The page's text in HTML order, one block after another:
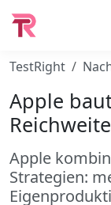
TestRight
Apple
Apple
Strategien: